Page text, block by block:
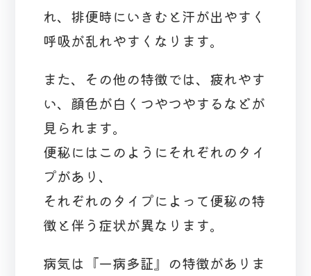
れ、排便時にいきむと汗が出やすく
呼吸が乱れやすくなります。
また、その他の特徴では、疲れやす
い、顔色が白くつやつやするなどが
見られます。
便秘にはこのようにそれぞれのタイ
プがあり、
それぞれのタイプによって便秘の特
徴と伴う症状が異なります。
病気は『一病多証』の特徴がありま